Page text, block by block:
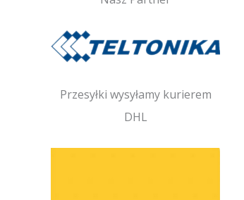
Przesyłki wysyłamy kurierem
DHL